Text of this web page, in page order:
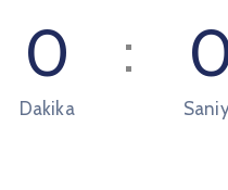
0
Dakika